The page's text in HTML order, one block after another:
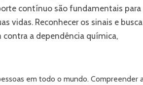
contínuo são fundamentais para
vidas. Reconhecer os sinais e
contra a dependência química,
em todo o mundo. Compreender